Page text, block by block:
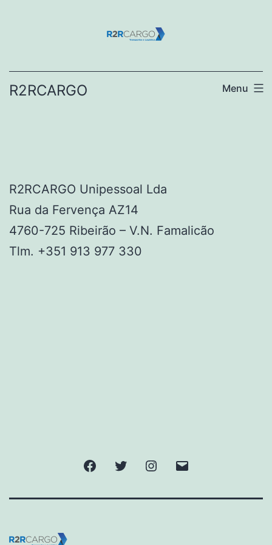
conteúdo
R2RCARGO Menu
R2RCARGO Unipessoal Lda
Rua da Fervença AZ14
4760-725 Ribeirão – V.N. Famalicão
Tlm. +351 913 977 330
FacebookTwitter Instagram